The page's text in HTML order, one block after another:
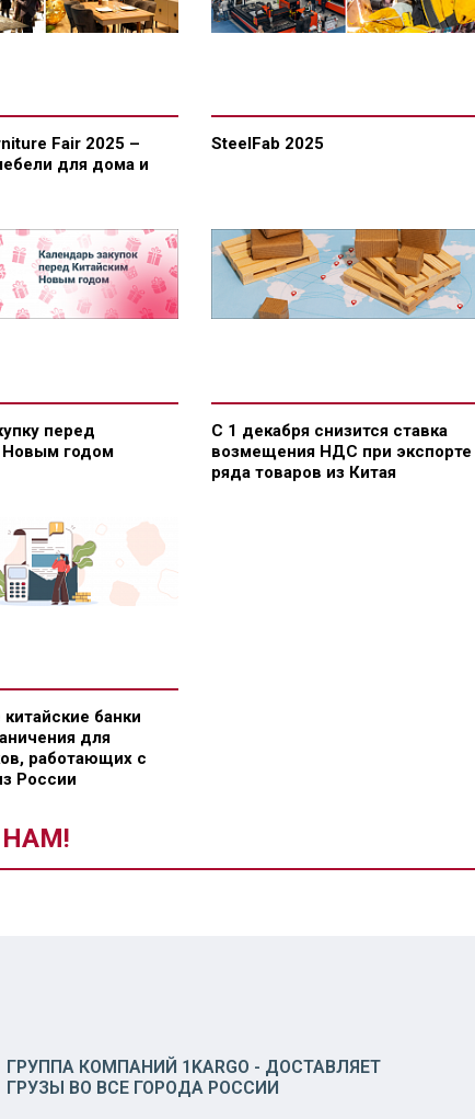
Fair 2025 –
для дома и
SteelFab 2025
перед
Новым годом
С 1 декабря снизится ставка
возмещения НДС при экспорте
ряда товаров из Китая
банки
для
работающих с
России
НАМ!
ГРУППА КОМПАНИЙ 1KARGO - ДОСТАВЛЯЕТ
ГРУЗЫ ВО ВСЕ ГОРОДА РОССИИ